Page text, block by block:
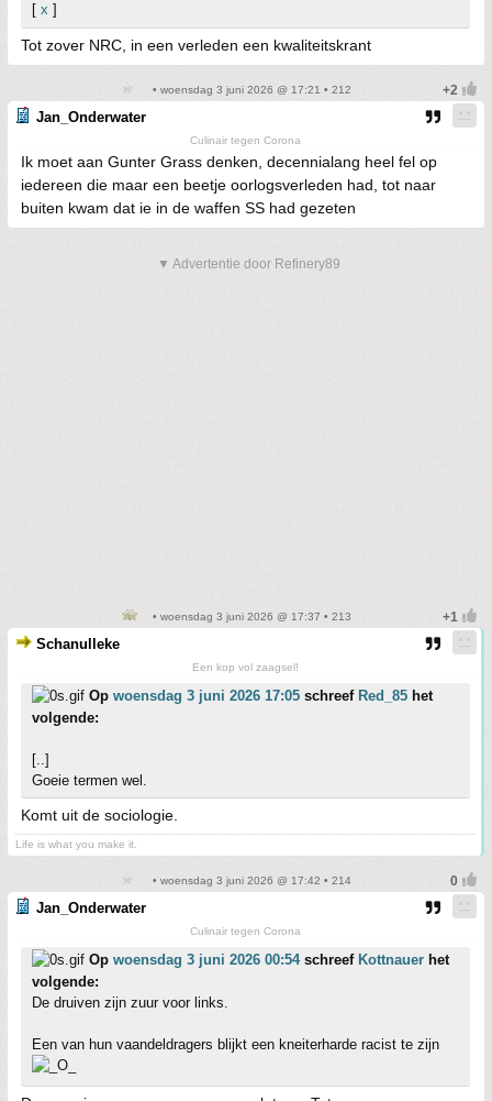
[ x ]
Tot zover NRC, in een verleden een kwaliteitskrant
• woensdag 3 juni 2026 @ 17:21 • 212
Jan_Onderwater
Culinair tegen Corona
Ik moet aan Gunter Grass denken, decennialang heel fel op
iedereen die maar een beetje oorlogsverleden had, tot naar
buiten kwam dat ie in de waffen SS had gezeten
▼ Advertentie door Refinery89
• woensdag 3 juni 2026 @ 17:37 • 213
Schanulleke
Een kop vol zaagsel!
Op woensdag 3 juni 2026 17:05 schreef Red_85 het
volgende:
[..]
Goeie termen wel.
Komt uit de sociologie.
Life is what you make it.
• woensdag 3 juni 2026 @ 17:42 • 214
Jan_Onderwater
Culinair tegen Corona
Op woensdag 3 juni 2026 00:54schreef Kottnauer het
volgende:
De druiven zijn zuur voor links.
Een van hun vaandeldragers blijkt een kneiterharde racist te zijn